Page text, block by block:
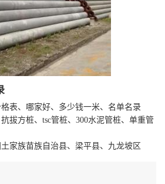
表、哪家好、多少钱一米、名单名录
拔方桩、tsc管桩、300水泥管桩、单重管
家族苗族自治县、梁平县、九龙坡区